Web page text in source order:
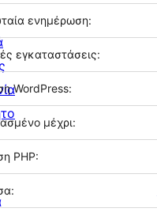
ενημέρωση:
εγκαταστάσεις:
WordPress:
μέχρι:
PHP: